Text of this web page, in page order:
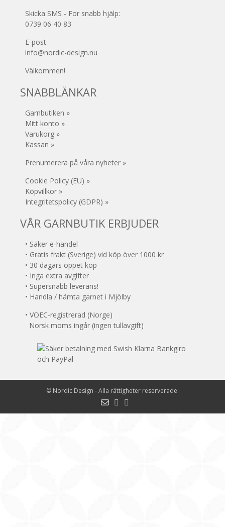
Skicka SMS - För snabb hjälp:
0739 06 40 83
E-post:
info@nordic-design.nu
Välkommen!
SNABBLÄNKAR
Garnbutiken »
Mitt konto »
Varukorg »
Kassan »
Prenumerera på våra nyheter »
Cookie Policy (EU) »
Köpvillkor »
Integritetspolicy (GDPR) »
VÅR GARNBUTIK ERBJUDER
• Säker e-handel
• Gratis frakt (Sverige) vid köp över 1000 kr
• 30 dagars öppet köp
• Inga extra avgifter
• Supersnabb leverans!
• Handla / hämta garnet i Mjölby
• VOEC-registrerad (Norge)
Norsk moms ingår (ingen tullavgift)
© Nordic Design - Alla rättigheter reserverade.